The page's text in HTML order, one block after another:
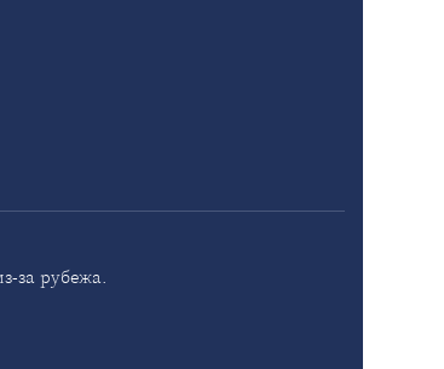
за рубежа.